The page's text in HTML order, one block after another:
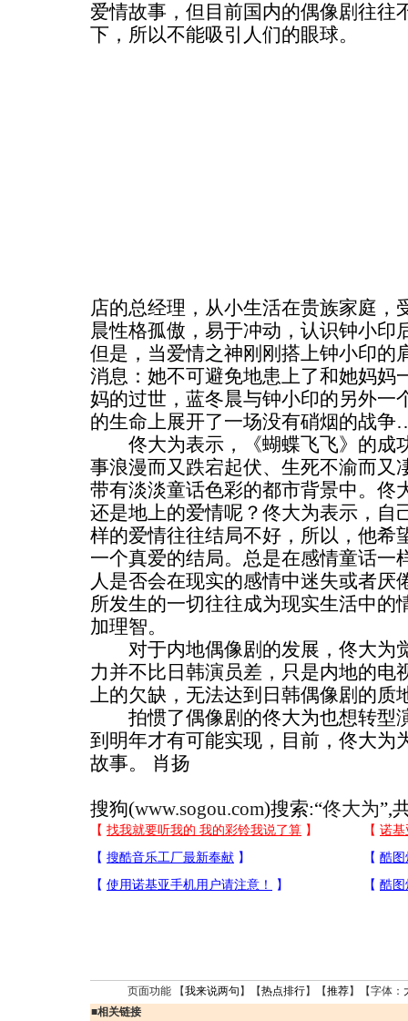
爱情故事，但目前国内的偶像剧往往
下，所以不能吸引人们的眼球。
店的总经理，从小生活在贵族家庭，
晨性格孤傲，易于冲动，认识钟小印
但是，当爱情之神刚刚搭上钟小印的
消息：她不可避免地患上了和她妈妈
妈的过世，蓝冬晨与钟小印的另外一
的生命上展开了一场没有硝烟的战
佟大为表示，《蝴蝶飞飞》的成
事浪漫而又跌宕起伏、生死不渝而又
带有淡淡童话色彩的都市背景中。佟
还是地上的爱情呢？佟大为表示，自
样的爱情往往结局不好，所以，他希
一个真爱的结局。总是在感情童话一
人是否会在现实的感情中迷失或者厌
所发生的一切往往成为现实生活中的
加理智。
对于内地偶像剧的发展，佟大为
力并不比日韩演员差，只是内地的电
上的欠缺，无法达到日韩偶像剧的质
拍惯了偶像剧的佟大为也想转型
到明年才有可能实现，目前，佟大为
故事。 肖扬
搜狗(www.sogou.com)搜索:“佟大为”,
页面功能 【我来说两句 】【热点排行】【推荐】【字体：
■相关链接